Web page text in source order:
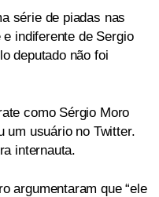
série de piadas nas
indiferente de Sergio
deputado não foi
como Sérgio Moro
um usuário no Twitter.
internauta.
argumentaram que “ele